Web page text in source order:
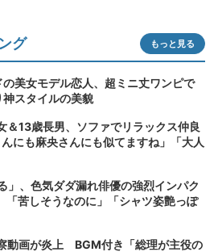
グ もっと見る
美女モデル恋人、超ミニ丈ワンピで
スタイルの美貌
＆13歳長男、ソファでリラックス仲良
にも麻央さんにも似てますね」「大人
」、色気ダダ漏れ俳優の強烈インパク
苦しそうなのに」「シャツ姿艶っぽ
動画が炎上 BGM付き「総理が主役の